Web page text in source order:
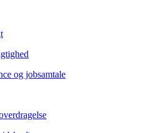
og jobsamtale